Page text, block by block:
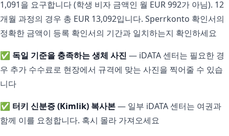
1,091을 요구합니다 (학생 비자 금액인 월 EUR 992가 아님). 12
개월 과정의 경우 총 EUR 13,092입니다. Sperrkonto 확인서의
정확한 금액이 등록 확인서의 기간과 일치하는지 확인하세요
✅ 독일 기준을 충족하는 생체 사진 — iDATA 센터는 필요한 경
우 추가 수수료로 현장에서 규격에 맞는 사진을 찍어줄 수 있습
니다
✅ 터키 신분증 (Kimlik) 복사본— 일부 iDATA 센터는 여권과
함께 이를 요청합니다. 혹시 몰라 가져오세요